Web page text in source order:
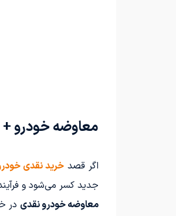
معاوضه خودرو
اگر قصدخرید نقدی
جدید کسر می‌شود و
معاوضه خودرو نقدی در